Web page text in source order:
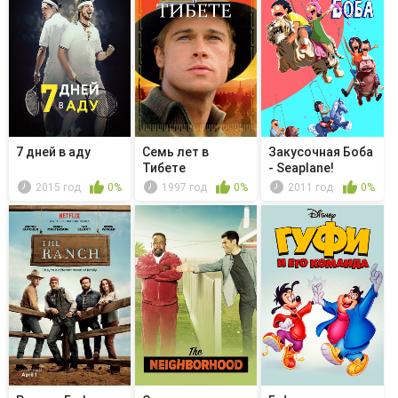
7 дней в аду
2015 год 0%
Семь лет в
Тибете
1997 год 0%
Закусочная Боба
- Seaplane!
2011 год 0%